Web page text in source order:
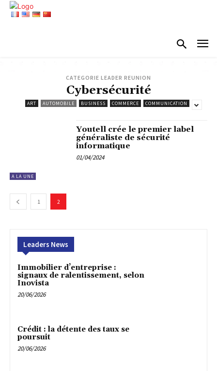
CATEGORIE LEADER REUNION
Cybersécurité
ART AUTOMOBILE BUSINESS COMMERCE COMMUNICATION
A LA UNE
Youtell crée le premier label
généraliste de sécurité
informatique
01/04/2024
1 2
Leaders News
Immobilier d’entreprise :
signaux de ralentissement, selon
Inovista
20/06/2026
Crédit : la détente des taux se
poursuit
20/06/2026